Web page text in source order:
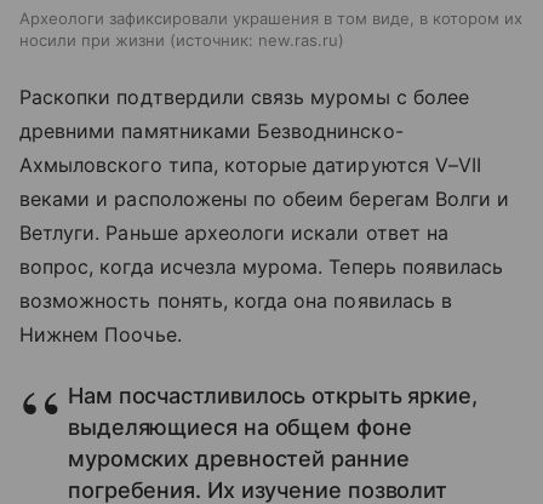
Археологи зафиксировали украшения в том виде, в котором их
носили при жизни
источник: new.ras.ru
Раскопки подтвердили связь муромы с более
древними памятниками Безводнинско-
Ахмыловского типа, которые датируются V–VII
веками и расположены по обеим берегам Волги и
Ветлуги. Раньше археологи искали ответ на
вопрос, когда исчезла мурома. Теперь появилась
возможность понять, когда она появилась в
Нижнем Поочье.
Нам посчастливилось открыть яркие,
выделяющиеся на общем фоне
муромских древностей ранние
погребения. Их изучение позволит